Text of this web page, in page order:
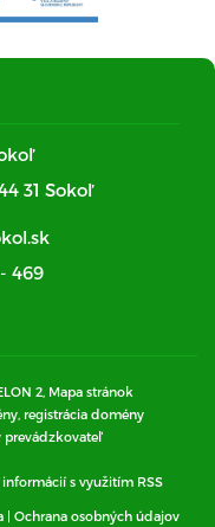
31 Sokoľ
- 469
2, Mapa stránok
registrácia domény
prevádzkovateľ
s využitím RSS
| Ochrana osobných údajov